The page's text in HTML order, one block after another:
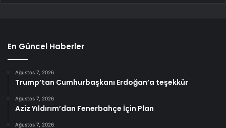
En Güncel Haberler
Ağustos 7, 2026
Trump’tan Cumhurbaşkanı Erdoğan’a teşekkür
Ağustos 7, 2026
Aziz Yıldırım’dan Fenerbahçe İçin Plan
Ağustos 7, 2026